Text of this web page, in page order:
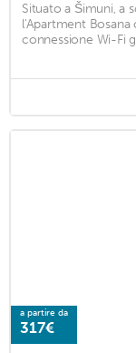
Situato a Šimuni, a
l'Apartment Bosana
connessione Wi-Fi
a partire da
317€